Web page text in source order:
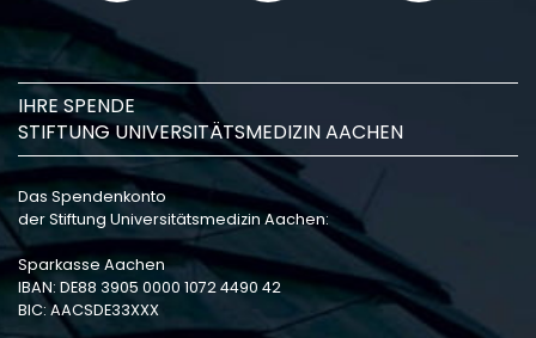
IHRE SPENDE
STIFTUNG UNIVERSITÄTSMEDIZIN AACHEN
Das Spendenkonto
der Stiftung Universitätsmedizin Aachen:
Sparkasse Aachen
IBAN: DE88 3905 0000 1072 4490 42
BIC: AACSDE33XXX